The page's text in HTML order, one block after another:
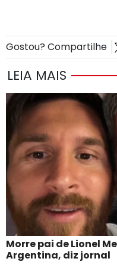
Gostou? Compartilhe
LEIA MAIS
Morre pai de Lionel
Argentina, diz jornal